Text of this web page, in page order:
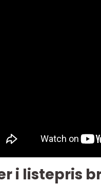
i listepris